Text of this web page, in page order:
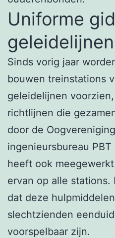
Uniforme
geleidelijnen
Sinds vorig jaar
bouwen treinstations
geleidelijnen
richtlijnen die
door de
ingenieursbureau
heeft ook
ervan op alle
dat deze
slechtzienden
voorspelbaar zijn.